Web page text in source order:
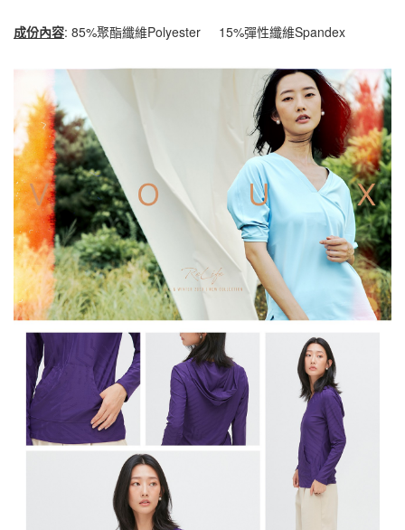
成份內容: 85%聚酯纖維Polyester 15%彈性纖維Spandex